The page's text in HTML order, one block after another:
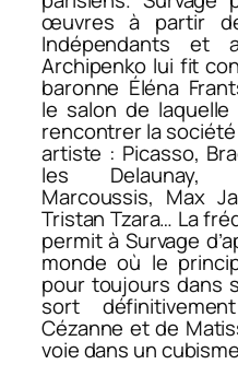
œuvres à partir
Indépendants et
Archipenko lui fit
baronne Éléna
le salon de
rencontrer la
artiste : Picasso,
les Delaunay,
Marcoussis, Max
Tristan Tzara… La
permit à Survage
monde où le
pour toujours dans
sort
Cézanne et de
voie dans un